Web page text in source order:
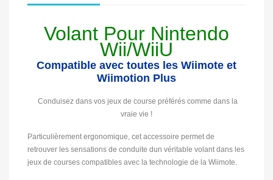
Volant Pour Nintendo
Wii/WiiU
Compatible avec toutes les Wiimote et
Wiimotion Plus
Conduisez dans vos jeux de course préférés comme dans la
vraie vie !
Particulièrement ergonomique, cet accessoire permet de
retrouver les sensations de conduite dun véritable volant dans les
jeux de courses compatibles avec la technologie de la Wiimote.